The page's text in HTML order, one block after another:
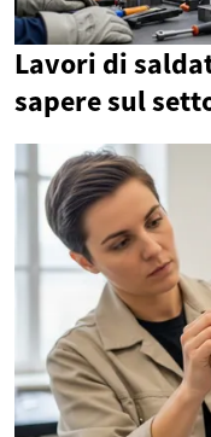
Lavori di
sapere sul